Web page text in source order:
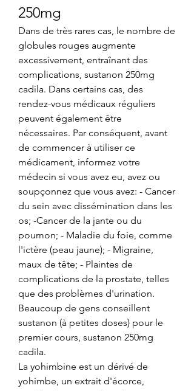
250mg
Dans de très rares cas, le nombre de
globules rouges augmente
excessivement, entraînant des
complications, sustanon 250mg
cadila. Dans certains cas, des
rendez-vous médicaux réguliers
peuvent également être
nécessaires. Par conséquent, avant
de commencer à utiliser ce
médicament, informez votre
médecin si vous avez eu, avez ou
soupçonnez que vous avez: - Cancer
du sein avec dissémination dans les
os; -Cancer de la jante ou du
poumon; - Maladie du foie, comme
l'ictère (peau jaune); - Migraine,
maux de tête; - Plaintes de
complications de la prostate, telles
que des problèmes d'urination.
Beaucoup de gens conseillent
sustanon (à petites doses) pour le
premier cours, sustanon 250mg
cadila.
La yohimbine est un dérivé de
yohimbe, un extrait d'écorce,